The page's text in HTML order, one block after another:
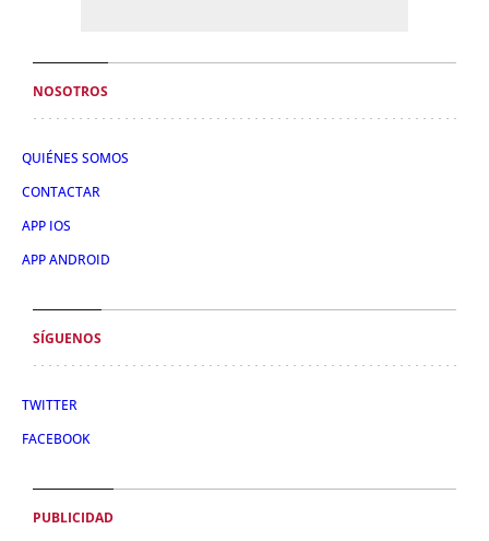
NOSOTROS
QUIÉNES SOMOS
CONTACTAR
APP IOS
APP ANDROID
SÍGUENOS
TWITTER
FACEBOOK
PUBLICIDAD